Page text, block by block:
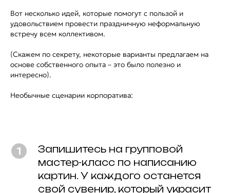
Вот несколько идей, которые помогут с пользой и
удовольствием провести праздничную неформальную
встречу всем коллективом.
(Скажем по секрету, некоторые варианты предлагаем на
основе собственного опыта – это было полезно и
интересно).
Необычные сценарии корпоратива:
Запишитесь на групповой
мастер-класс по написанию
картин. У каждого останется
свой сувенир, который украсит